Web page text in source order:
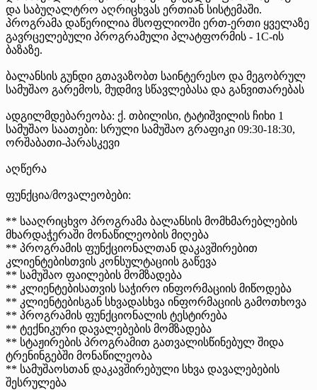
და საბუღალტრო აღრიცხვას ერთიან სისტემაში.
პროგრამა დაწერილია მსოფლიოში ერთ-ერთი ყველაზე
გავრცელებული პროგრამული პლატფორმის - 1C-ის
ბაზაზე.
ბალანსის გუნდი გთავაზობთ საინტერესო და მეგობრულ
სამუშაო გარემოს, მუდმივ სწავლებასა და განვითარებას
ადგილმდებარეობა: ქ. თბილისი, ტატიშვილის ჩიხი 1
სამუშაო საათები: სრული სამუშაო გრაფიკი 09:30-18:30,
ორშაბათი-პარასკევი
აღწერა
ფუნქცია/მოვალეობები:
** სააღრიცხვო პროგრამა ბალანსის მომხმარებლების
მხარდაჭერაში მონაწილეობის მიღება
** პროგრამის ფუნქციონალთან დაკავშირებით
კლიენტებისთვის კონსულტაციის გაწევა
** სამუშაო ფაილების მომზადება
** კლიენტებისათვის საჭირო ინფორმაციის მიწოდება
** კლიენტებისგან სხვადასხვა ინფორმაციის გამოთხოვა
** პროგრამის ფუნქციონალის ტესტირება
** ტექნიკური დავალებების მომზადება
** სტაჟირების პროგრამით გათვალისწინებულ შიდა
ტრენინგებში მონაწილეობა
** სამუშაოსთან დაკავშირებული სხვა დავალებების
შესრულება